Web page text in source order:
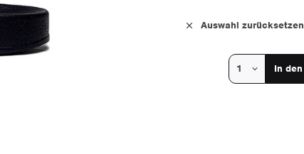
Auswahl zurücksetzen
In den